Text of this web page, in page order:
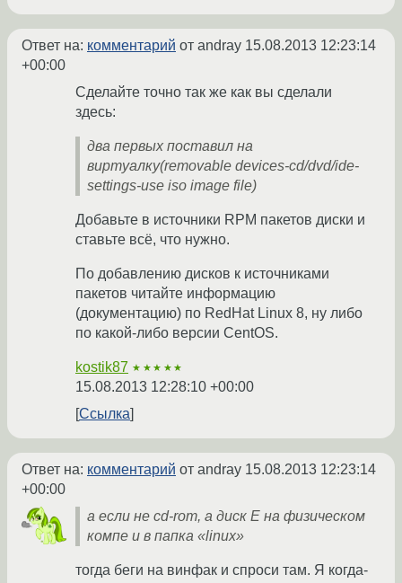
Ответ на: комментарий от andray 15.08.2013 12:23:14
+00:00
Сделайте точно так же как вы сделали
здесь:
два первых поставил на
виртуалку(removable devices-cd/dvd/ide-
settings-use iso image file)
Добавьте в источники RPM пакетов диски и
ставьте всё, что нужно.
По добавлению дисков к источниками
пакетов читайте информацию
(документацию) по RedHat Linux 8, ну либо
по какой-либо версии CentOS.
kostik87 ★★★★★
15.08.2013 12:28:10 +00:00
Ссылка
Ответ на: комментарий от andray 15.08.2013 12:23:14
+00:00
а если не cd-rom, а диск Е на физическом
компе и в папка «linux»
тогда беги на винфак и спроси там. Я когда-